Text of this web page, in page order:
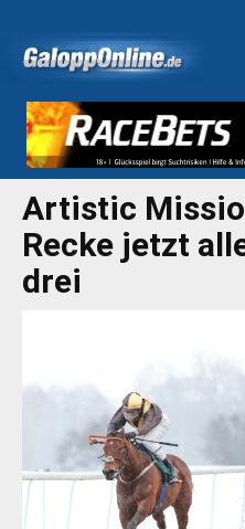
Artistic
Recke jetzt
drei